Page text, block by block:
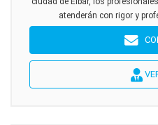
atenderán con rigor y